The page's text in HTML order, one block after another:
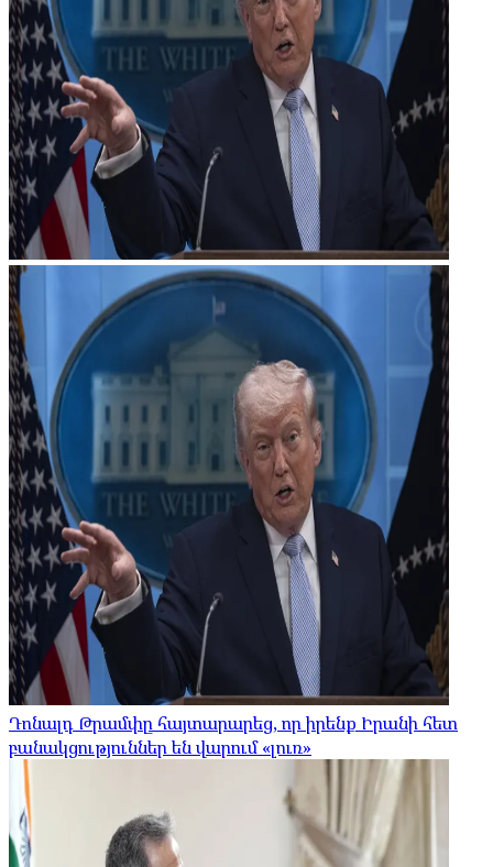
Դոնալդ Թրամփը հայտարարեց, որ իրենք Իրանի հետ
բանակցություններ են վարում «լուռ»